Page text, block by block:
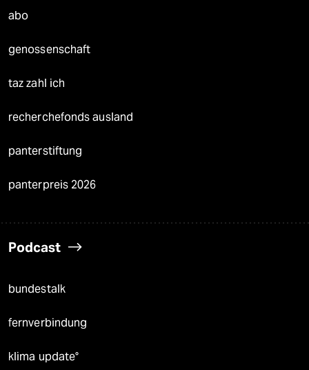
abo
genossenschaft
taz zahl ich
recherchefonds ausland
panterstiftung
panterpreis 2026
Podcast
bundestalk
fernverbindung
klima update°